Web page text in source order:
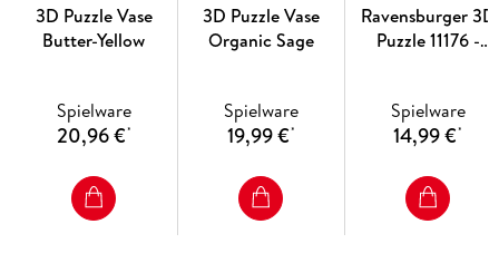
3D Puzzle Vase
Butter-Yellow
Spielware
20,96 €*
3D Puzzle Vase
Organic Sage
Spielware
19,99 €*
Ravensburger 3D
Puzzle 11176 -
54 Teile -
Stiftehalter für
Jahren,
Schreibtisch-
Spielware
14,99 €*